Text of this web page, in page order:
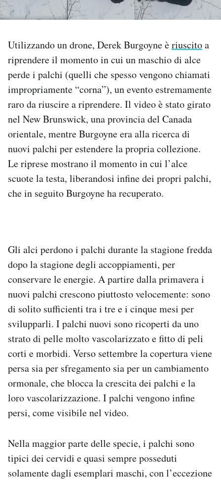
I MIEI PREFERITI
SHOP
Area Personale
Newsletter
Utilizzando un drone, Derek Burgoyne èriuscitoa
riprendere il momento in cui un maschio di alce
perde i palchi (quelli che spesso vengono chiamati
impropriamente “corna”), un evento estremamente
raro da riuscire a riprendere. Il video è stato girato
nel New Brunswick, una provincia del Canada
orientale, mentre Burgoyne era alla ricerca di
nuovi palchi per estendere la propria collezione.
Le riprese mostrano il momento in cui l’alce
scuote la testa, liberandosi infine dei propri palchi,
che in seguito Burgoyne ha recuperato.
Gli alci perdono i palchi durante la stagione fredda
dopo la stagione degli accoppiamenti, per
conservare le energie. A partire dalla primavera i
nuovi palchi crescono piuttosto velocemente: sono
di solito sufficienti tra i tre e i cinque mesi per
svilupparli. I palchi nuovi sono ricoperti da uno
strato di pelle molto vascolarizzato e fitto di peli
corti e morbidi. Verso settembre la copertura viene
persa sia per sfregamento sia per un cambiamento
ormonale, che blocca la crescita dei palchi e la
loro vascolarizzazione. I palchi vengono infine
persi, come visibile nel video.
Nella maggior parte delle specie, i palchi sono
tipici dei cervidi e quasi sempre posseduti
solamente dagli esemplari maschi, con l’eccezione